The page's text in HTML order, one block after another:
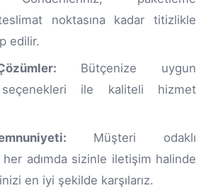
noktasına kadar titizlikle
edilir.
Bütçenize uygun
seçenekleri ile kaliteli hizmet
Müşteri odaklı
her adımda sizinle iletişim halinde
en iyi şekilde karşılarız.